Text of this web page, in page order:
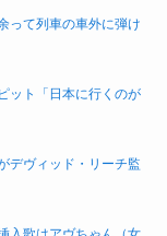
って列車の車外に弾け
ット「日本に行くのが
デヴィッド・リーチ監